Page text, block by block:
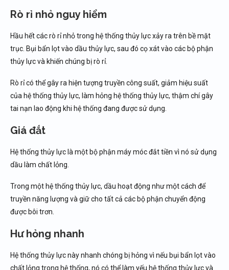
Rò rỉ nhỏ nguy hiểm
Hầu hết các rò rỉ nhỏ trong hệ thống thủy lực xảy ra trên bề mặt
trục. Bụi bẩn lọt vào dầu thủy lực, sau đó cọ xát vào các bộ phận
thủy lực và khiến chúng bị rò rỉ.
Rò rỉ có thể gây ra hiện tượng truyền công suất, giảm hiệu suất
của hệ thống thủy lực, làm hỏng hệ thống thủy lực, thậm chí gây
tai nạn lao động khi hệ thống đang được sử dụng.
Giá đắt
Hệ thống thủy lực là một bộ phận máy móc đắt tiền vì nó sử dụng
dầu làm chất lỏng.
Trong một hệ thống thủy lực, dầu hoạt động như một cách để
truyền năng lượng và giữ cho tất cả các bộ phận chuyển động
được bôi trơn.
Hư hỏng nhanh
Hệ thống thủy lực này nhanh chóng bị hỏng vì nếu bụi bẩn lọt vào
chất lỏng trong hệ thống, nó có thể làm yếu hệ thống thủy lực và